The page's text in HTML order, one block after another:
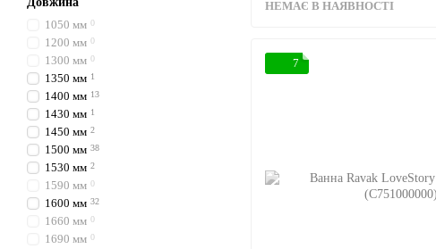
НЕМАЄ В НАЯВНОСТІ
7
1050 мм 0
1200 мм 0
1300 мм 0
1350 мм 1
1400 мм 13
1430 мм 1
1450 мм 2
1500 мм 38
1530 мм 2
1590 мм 0
1600 мм 32
1660 мм 0
1690 мм 0